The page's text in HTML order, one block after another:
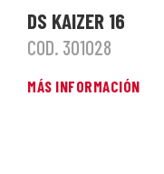
DS KAIZER 16
COD. 301028
MÁS INFORMACIÓN